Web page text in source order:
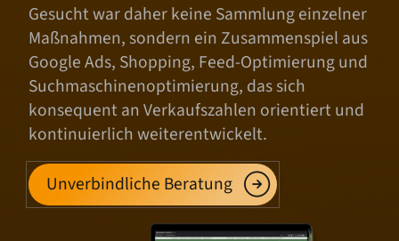
Gesucht war daher keine Sammlung einzelner
Maßnahmen, sondern ein Zusammenspiel aus
Google Ads, Shopping, Feed-Optimierung und
Suchmaschinenoptimierung, das sich
konsequent an Verkaufszahlen orientiert und
kontinuierlich weiterentwickelt.
Unverbindliche Beratung